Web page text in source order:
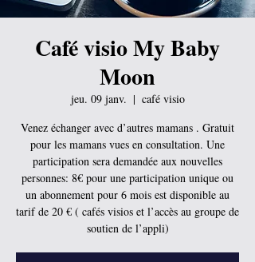
Café visio My Baby
Moon
jeu. 09 janv.
  |
café visio
Venez échanger avec d’autres mamans . Gratuit
pour les mamans vues en consultation. Une
participation sera demandée aux nouvelles
personnes: 8€ pour une participation unique ou
un abonnement pour 6 mois est disponible au
tarif de 20 € ( cafés visios et l’accès au groupe de
soutien de l’appli)